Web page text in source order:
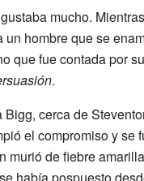
mucho.
hombre que se
que fue contada por
.
cerca de
el compromiso y se
murió de fiebre